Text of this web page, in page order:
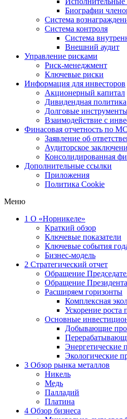
Биографии
Система
Система контроля
Система
Внешний аудит
Управление рисками
Риск-менеджмент
Ключевые риски
Информация для инвесторов
Акционерный капитал
Дивидендная политика
Долговые
Взаимодействие с
Финасовая отчетность по
Заявление об
Аудиторское
Консолидированная
Дополнительные ссылки
Приложения
Политика Cookie
Меню
1 О «Норникеле»
Краткий обзор
Ключевые показатели
Ключевые события
Бизнес-модель
2 Стратегический отчет
Обращение
Обращение Президента
Расширяем горизонты
Комплексная
Ускорение роста
Основные
Добывающие
Энергетические
Экологические
3 Обзор рынка металлов
Никель
Медь
Палладий
Платина
4 Обзор бизнеса